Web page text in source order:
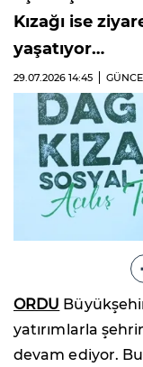
Kızağı ise
yaşatıyor…
29.07.2026 14:45
ORDU
yatırımlarla
devam ediyor.